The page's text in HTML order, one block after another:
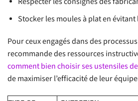
Stocker les moules à plat en évitant
Pour ceux engagés dans des
recommande des ressources
comment bien choisir ses ustensiles
de maximiser l’efficacité de leur